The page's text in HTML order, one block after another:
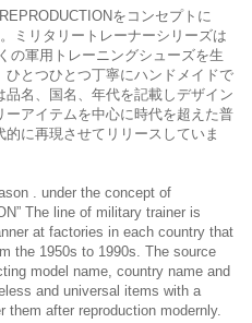
をコンセプトに
ミリタリートレーナーシリーズは
の軍用トレーニングシューズを生
とつひとつ丁寧にハンドメイドで
名、国名、年代を記載しデザイン
アイテムを中心に時代を超えた普
に再現させてリリースしていま
. under the concept of
The line of military trainer is
at factories in each country that
the 1950s to 1990s. The source
model name, country name and
and universal items with a
after reproduction modernly.